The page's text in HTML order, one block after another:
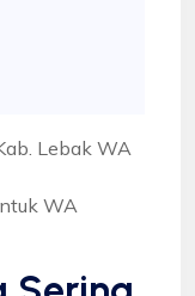
Lebak WA
WA